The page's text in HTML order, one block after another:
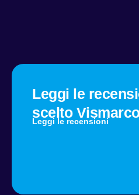
Leggi le
scelto
Leggi le recensioni